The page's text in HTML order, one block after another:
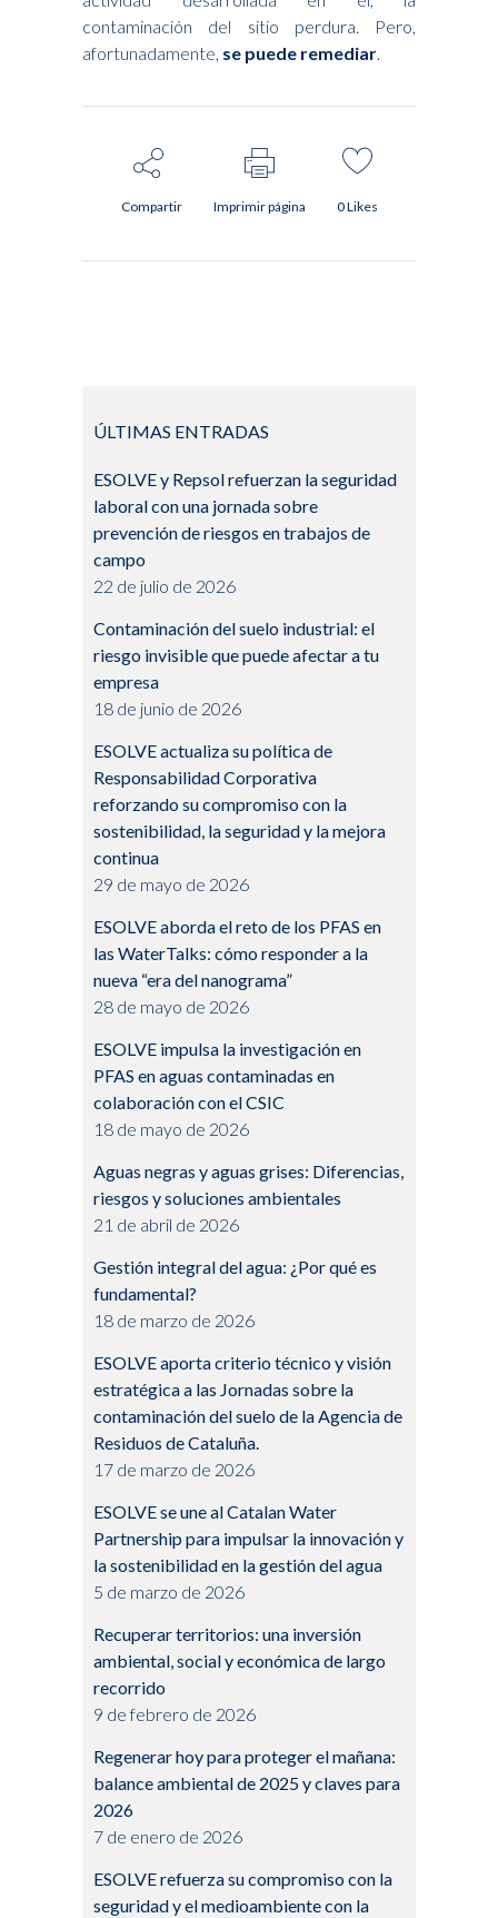
contaminación del sitio perdura. Pero,
afortunadamente, se puede remediar.
Compartir Imprimir página 0Likes
ÚLTIMAS ENTRADAS
ESOLVE y Repsol refuerzan la seguridad
laboral con una jornada sobre
prevención de riesgos en trabajos de
campo
22 de julio de 2026
Contaminación del suelo industrial: el
riesgo invisible que puede afectar a tu
empresa
18 de junio de 2026
ESOLVE actualiza su política de
Responsabilidad Corporativa
reforzando su compromiso con la
sostenibilidad, la seguridad y la mejora
continua
29 de mayo de 2026
ESOLVE aborda el reto de los PFAS en
las WaterTalks: cómo responder a la
nueva “era del nanograma”
28 de mayo de 2026
ESOLVE impulsa la investigación en
PFAS en aguas contaminadas en
colaboración con el CSIC
18 de mayo de 2026
Aguas negras y aguas grises: Diferencias,
riesgos y soluciones ambientales
21 de abril de 2026
Gestión integral del agua: ¿Por qué es
fundamental?
18 de marzo de 2026
ESOLVE aporta criterio técnico y visión
estratégica a las Jornadas sobre la
contaminación del suelo de la Agencia de
Residuos de Cataluña.
17 de marzo de 2026
ESOLVE se une al Catalan Water
Partnership para impulsar la innovación y
la sostenibilidad en la gestión del agua
5 de marzo de 2026
Recuperar territorios: una inversión
ambiental, social y económica de largo
recorrido
9 de febrero de 2026
Regenerar hoy para proteger el mañana:
balance ambiental de 2025 y claves para
2026
7 de enero de 2026
ESOLVE refuerza su compromiso con la
seguridad y el medioambiente con la